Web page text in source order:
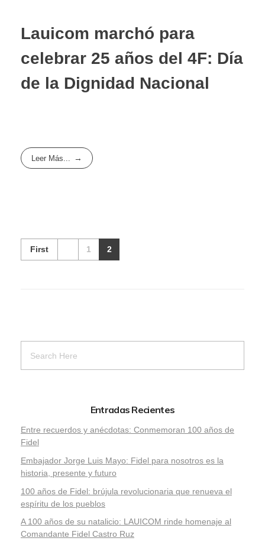
Lauicom marchó para
celebrar 25 años del 4F: Día
de la Dignidad Nacional
Leer Más...
First 1 2
Entradas Recientes
Entre recuerdos y anécdotas: Conmemoran 100 años de
Fidel
Embajador Jorge Luis Mayo: Fidel para nosotros es la
historia, presente y futuro
100 años de Fidel: brújula revolucionaria que renueva el
espíritu de los pueblos
A 100 años de su natalicio: LAUICOM rinde homenaje al
Comandante Fidel Castro Ruz